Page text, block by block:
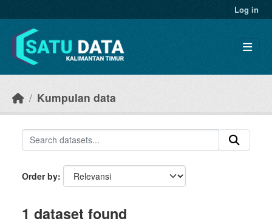
Log in
Kumpulan data
Order by
1 dataset found